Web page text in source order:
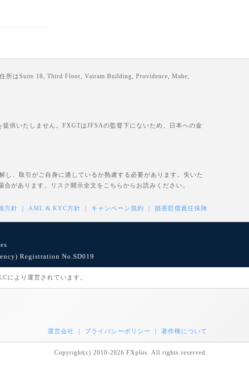
はSuite 18, Third Floor, Vairam Building, Providence, Mahe,
供いたしません。FXGTはJFSAの監督下にないため、日本への金
、取引がご自身に適しているか熟慮する必要があります。失いた
合があります。リスク開示全文を こちら からお読みください。
方針 AML & KYC方針 キャンペーン規約 損害賠償責任保険
Registration No.SD019
により運営されています。
運営会社 プライバシーポリシー 著作権について
Copyright(c) 2010-2026 FXplus. All rights reserved.